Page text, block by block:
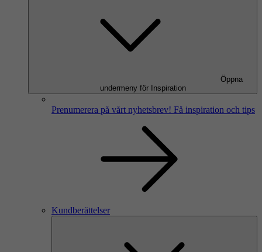
Öppna
undermeny för Inspiration
Prenumerera på vårt nyhetsbrev! Få inspiration och tips
Kundberättelser